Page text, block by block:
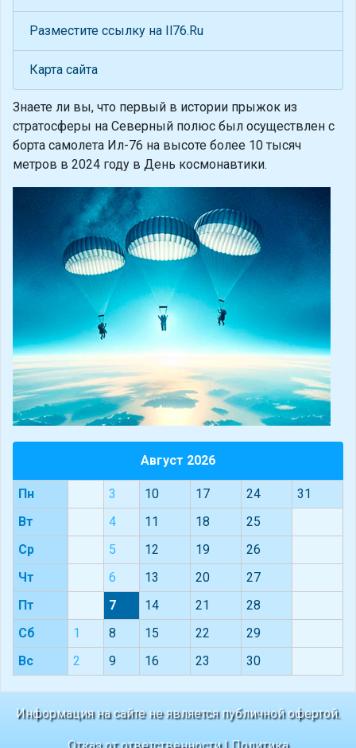
Разместите ссылку на Il76.Ru
Карта сайта
Знаете ли вы, что первый в истории прыжок из
стратосферы на Северный полюс был осуществлен с
борта самолета Ил-76 на высоте более 10 тысяч
метров в 2024 году в День космонавтики.
Август 2026
Пн 3 10 17 24
31
Вт
4 11 18
25
Ср
5 12 19
26
Чт
6 13 20
27
Пт
7 14 21
28
Сб
1 8 15 22
29
Вс
2 9 16 23 30
Информация на сайте не является публичной офертой.